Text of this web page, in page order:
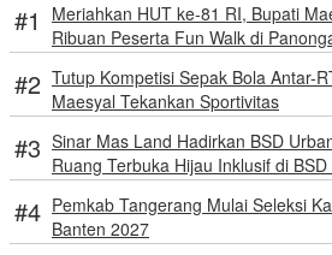
Meriahkan HUT ke-81 RI, Bupati
Ribuan Peserta Fun Walk di
Tutup Kompetisi Sepak Bola Antar-
Maesyal Tekankan Sportivitas
Sinar Mas Land Hadirkan BSD
Ruang Terbuka Hijau Inklusif di BSD
Pemkab Tangerang Mulai Seleksi
Banten 2027